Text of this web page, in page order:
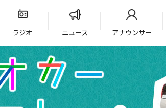
ラジオ ニュース アナウンサー